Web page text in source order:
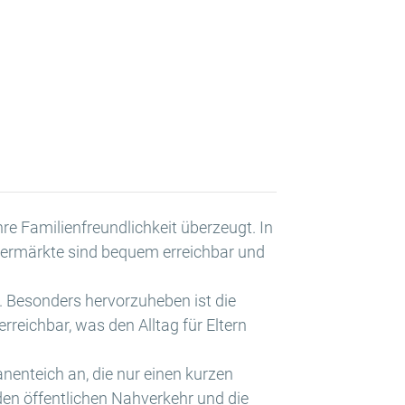
Familienfreundlichkeit überzeugt. In
sind bequem erreichbar und
hervorzuheben ist die
was den Alltag für Eltern
an, die nur einen kurzen
öffentlichen Nahverkehr und die